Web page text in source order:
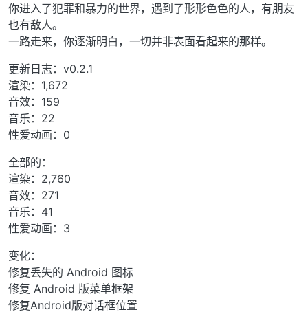
你进入了犯罪和暴力的世界，遇到了形形色色的人，有朋友
也有敌人。
一路走来，你逐渐明白，一切并非表面看起来的那样。
更新日志：v0.2.1
渲染：1,672
音效：159
音乐：22
性爱动画：0
全部的：
渲染：2,760
音效：271
音乐：41
性爱动画：3
变化：
修复丢失的 Android 图标
修复 Android 版菜单框架
修复Android版对话框位置